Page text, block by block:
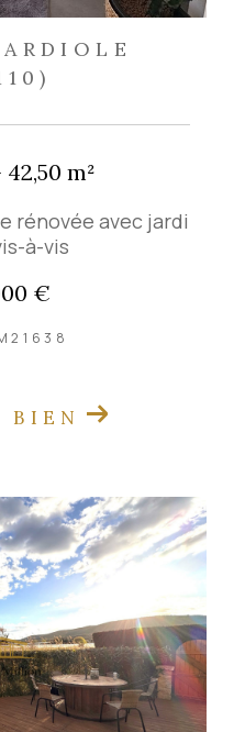
m²
rénovée avec jardi
à-vis
€
BIEN